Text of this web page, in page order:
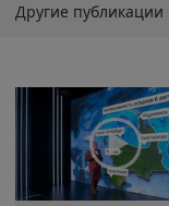
Другие публикации